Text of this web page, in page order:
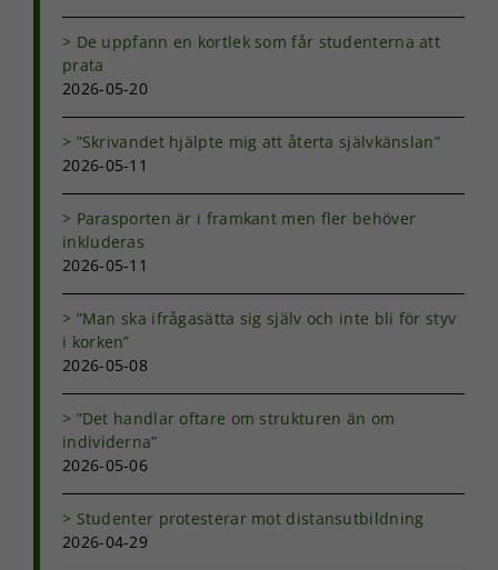
De uppfann en kortlek som får studenterna att
prata
2026-05-20
”Skrivandet hjälpte mig att återta självkänslan”
2026-05-11
Parasporten är i framkant men fler behöver
inkluderas
2026-05-11
”Man ska ifrågasätta sig själv och inte bli för styv
i korken”
2026-05-08
”Det handlar oftare om strukturen än om
individerna”
2026-05-06
Studenter protesterar mot distansutbildning
2026-04-29
prestera så
bra som
ditt besök.
Om du nekar
funktionalitet
att försvinna
beteende när du